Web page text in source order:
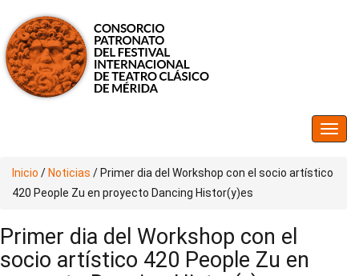
Inicio / Noticias / Primer dia del Workshop con el socio artístico
420 People Zu en proyecto Dancing Histor(y)es
Primer dia del Workshop con el
socio artístico 420 People Zu en